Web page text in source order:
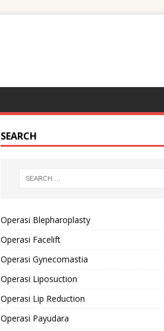
SEARCH
Operasi Blepharoplasty
Operasi Facelift
Operasi Gynecomastia
Operasi Liposuction
Operasi Lip Reduction
Operasi Payudara